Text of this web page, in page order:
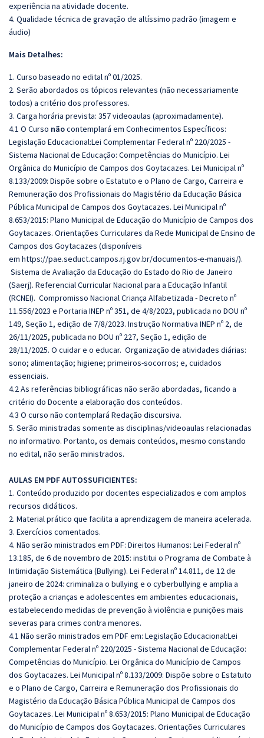
experiência na atividade docente.
4. Qualidade técnica de gravação de altíssimo padrão (imagem e
áudio)
Mais Detalhes:
1. Curso baseado no edital nº 01/2025.
2. Serão abordados os tópicos relevantes (não necessariamente
todos) a critério dos professores.
3. Carga horária prevista: 357 videoaulas (aproximadamente).
4.1 O Curso nãocontemplará em Conhecimentos Específicos:
Legislação Educacional:Lei Complementar Federal nº 220/2025 -
Sistema Nacional de Educação: Competências do Município. Lei
Orgânica do Município de Campos dos Goytacazes. Lei Municipal nº
8.133/2009: Dispõe sobre o Estatuto e o Plano de Cargo, Carreira e
Remuneração dos Profissionais do Magistério da Educação Básica
Pública Municipal de Campos dos Goytacazes. Lei Municipal nº
8.653/2015: Plano Municipal de Educação do Município de Campos dos
Goytacazes. Orientações Curriculares da Rede Municipal de Ensino de
Campos dos Goytacazes (disponíveis
em https://pae.seduct.campos.rj.gov.br/documentos-e-manuais/).
Sistema de Avaliação da Educação do Estado do Rio de Janeiro
(Saerj). Referencial Curricular Nacional para a Educação Infantil
(RCNEI). Compromisso Nacional Criança Alfabetizada - Decreto nº
11.556/2023 e Portaria INEP nº 351, de 4/8/2023, publicada no DOU nº
149, Seção 1, edição de 7/8/2023. Instrução Normativa INEP nº 2, de
26/11/2025, publicada no DOU nº 227, Seção 1, edição de
28/11/2025. O cuidar e o educar. Organização de atividades diárias:
sono; alimentação; higiene; primeiros-socorros; e, cuidados
essenciais.
4.2 As referências bibliográficas não serão abordadas, ficando a
critério do Docente a elaboração dos conteúdos.
4.3 O curso não contemplará Redação discursiva.
5. Serão ministradas somente as disciplinas/videoaulas relacionadas
no informativo. Portanto, os demais conteúdos, mesmo constando
no edital, não serão ministrados.
AULAS EM PDF AUTOSSUFICIENTES:
1. Conteúdo produzido por docentes especializados e com amplos
recursos didáticos.
2. Material prático que facilita a aprendizagem de maneira acelerada.
3. Exercícios comentados.
4. Não serão ministrados em PDF: Direitos Humanos: Lei Federal nº
13.185, de 6 de novembro de 2015: institui o Programa de Combate à
Intimidação Sistemática (Bullying). Lei Federal nº 14.811, de 12 de
janeiro de 2024: criminaliza o bullying e o cyberbullying e amplia a
proteção a crianças e adolescentes em ambientes educacionais,
estabelecendo medidas de prevenção à violência e punições mais
severas para crimes contra menores.
4.1 Não serão ministrados em PDF em: Legislação Educacional:Lei
Complementar Federal nº 220/2025 - Sistema Nacional de Educação:
Competências do Município. Lei Orgânica do Município de Campos
dos Goytacazes. Lei Municipal nº 8.133/2009: Dispõe sobre o Estatuto
e o Plano de Cargo, Carreira e Remuneração dos Profissionais do
Magistério da Educação Básica Pública Municipal de Campos dos
Goytacazes. Lei Municipal nº 8.653/2015: Plano Municipal de Educação
do Município de Campos dos Goytacazes. Orientações Curriculares